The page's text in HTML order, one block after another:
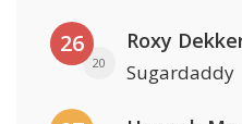
26
20
Roxy
Sugardaddy